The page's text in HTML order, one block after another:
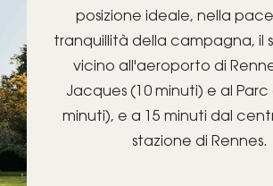
posizione ideale, nella
tranquillità della campagna, il
vicino all'aeroporto di
Jacques (10 minuti) e al Parc
minuti), e a 15 minuti dal
stazione di Rennes.